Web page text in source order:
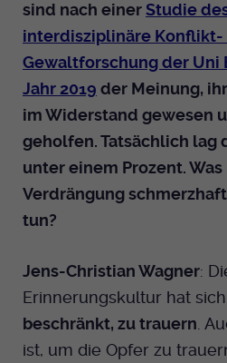
sind nach einerStudie
interdisziplinäre Konflikt-
Gewaltforschung der Uni
Jahr 2019 der Meinung,
im Widerstand gewesen
geholfen. Tatsächlich lag
unter einem Prozent.
Verdrängung
tun?
Jens-Christian Wagner:
Erinnerungskultur hat
beschränkt, zu trauern .
ist, um die Opfer zu